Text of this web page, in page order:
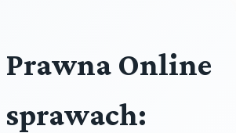
Prawna Online